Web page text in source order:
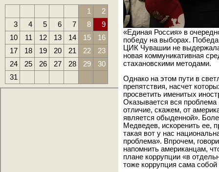
1
2
3
4 5 6 7 8
9
10
11 12 13 14 15
16
17
18 19 20 21 22
23
24
25 26 27 28 29
30
31
«Единая Россия» в
победу на выборах.
ЦИК Чувашии не
новая коммуникативная
стахановскими методами.
Однако на этом пути в
препятствия, насчет
просветить именитых
Оказывается вся проблема
отличие, скажем, от
является обыденной».
Медведев, искоренить ее,
такая вот у нас
проблема». Впрочем,
напомнить американцам,
плане коррупции «в
тоже коррупция сама собой